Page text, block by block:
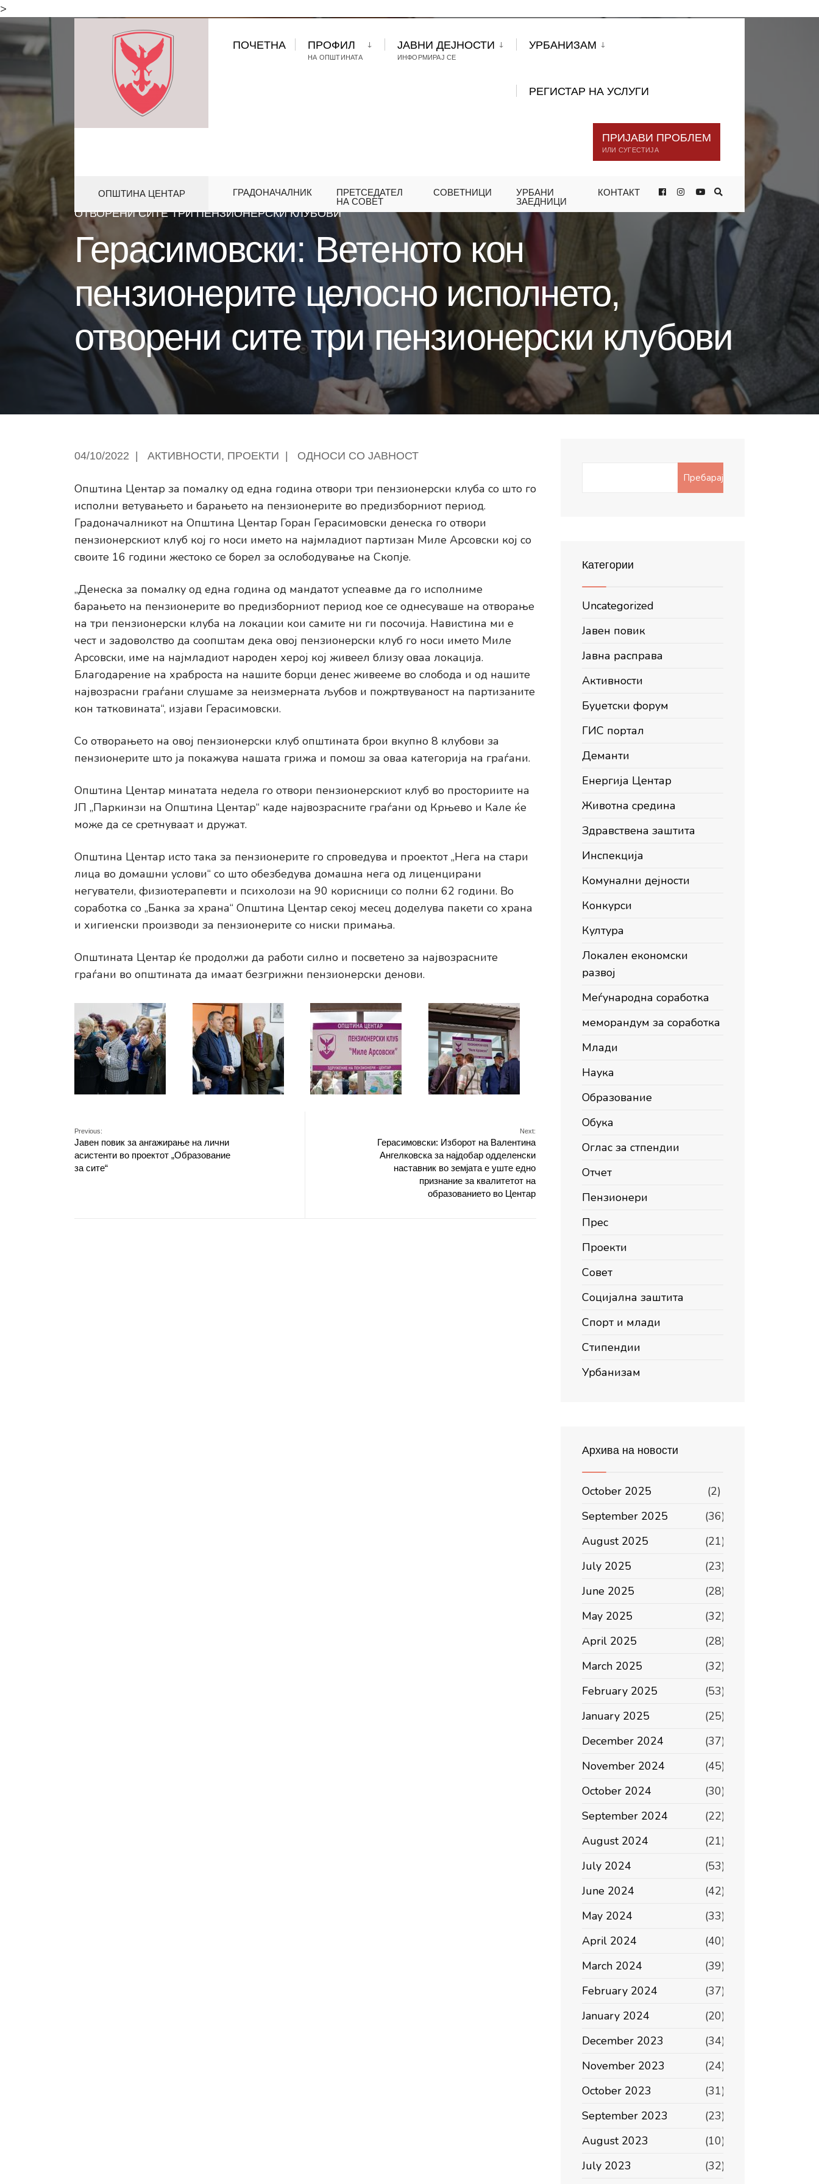
>
ПОЧЕТНА ПРОФИЛ
НА ОПШТИНАТА
ЈАВНИ ДЕЈНОСТИ
ИНФОРМИРАЈ СЕ
УРБАНИЗАМ
РЕГИСТАР НА УСЛУГИ
ПРИЈАВИ ПРОБЛЕМ
ИЛИ СУГЕСТИЈА
ОПШТИНА ЦЕНТАР ГРАДОНАЧАЛНИК
ПРЕТСЕДАТЕЛ
НА СОВЕТ
СОВЕТНИЦИ
УРБАНИ
ЗАЕДНИЦИ
КОНТАКТ
HOME АКТИВНОСТИ ПРОЕКТИ
ГЕРАСИМОВСКИ: ВЕТЕНОТО КОН ПЕНЗИОНЕРИТЕ ЦЕЛОСНО ИСПОЛНЕТО,
ОТВОРЕНИ СИТЕ ТРИ ПЕНЗИОНЕРСКИ КЛУБОВИ
Герасимовски: Ветеното кон
пензионерите целосно исполнето,
отворени сите три пензионерски клубови
04/10/2022 АКТИВНОСТИ, ПРОЕКТИ ОДНОСИ СО ЈАВНОСТ
Општина Центар за помалку од една година отвори три пензионерски клуба со што го
исполни ветувањето и барањето на пензионерите во предизборниот период.
Градоначалникот на Општина Центар Горан Герасимовски денеска го отвори
пензионерскиот клуб кој го носи името на најмладиот партизан Миле Арсовски кој со
своите 16 години жестоко се борел за ослободување на Скопје.
„Денеска за помалку од една година од мандатот успеавме да го исполниме
барањето на пензионерите во предизборниот период кое се однесуваше на отворање
на три пензионерски клуба на локации кои самите ни ги посочија. Навистина ми е
чест и задоволство да соопштам дека овој пензионерски клуб го носи името Миле
Арсовски, име на најмладиот народен херој кој живеел близу оваа локација.
Благодарение на храброста на нашите борци денес живееме во слобода и од нашите
највозрасни граѓани слушаме за неизмерната љубов и пожртвуваност на партизаните
кон татковината“, изјави Герасимовски.
Со отворањето на овој пензионерски клуб општината брои вкупно 8 клубови за
пензионерите што ја покажува нашата грижа и помош за оваа категорија на граѓани.
Општина Центар минатата недела го отвори пензионерскиот клуб во просториите на
ЈП „Паркинзи на Општина Центар“ каде највозрасните граѓани од Крњево и Кале ќе
може да се сретнуваат и дружат.
Општина Центар исто така за пензионерите го спроведува и проектот „Нега на стари
лица во домашни услови“ со што обезбедува домашна нега од лиценцирани
негуватели, физиотерапевти и психолози на 90 корисници со полни 62 години. Во
соработка со „Банка за храна“ Општина Центар секој месец доделува пакети со храна
и хигиенски производи за пензионерите со ниски примања.
Општината Центар ќе продолжи да работи силно и посветено за највозрасните
граѓани во општината да имаат безгрижни пензионерски денови.
Previous:
Јавен повик за ангажирање на лични
асистенти во проектот „Образование
за сите“
Next:
Герасимовски: Изборот на Валентина
Ангелковска за најдобар одделенски
наставник во земјата е уште едно
признание за квалитетот на
образованието во Центар
Пребарај
Категории
Uncategorized
Јавен повик
Јавна расправа
Активности
Буџетски форум
ГИС портал
Деманти
Енергија Центар
Животна средина
Здравствена заштита
Инспекција
Комунални дејности
Конкурси
Култура
Локален економски
развој
Меѓународна соработка
меморандум за соработка
Млади
Наука
Образование
Обука
Оглас за стпендии
Отчет
Пензионери
Прес
Проекти
Совет
Социјална заштита
Спорт и млади
Стипендии
Урбанизам
Архива на новости
October 2025
(2)
September 2025
(36)
August 2025
(21)
July 2025
(23)
June 2025
(28)
May 2025
(32)
April 2025
(28)
March 2025
(32)
February 2025
(53)
January 2025
(25)
December 2024
(37)
November 2024
(45)
October 2024
(30)
September 2024
(22)
August 2024
(21)
July 2024
(53)
June 2024
(42)
May 2024
(33)
April 2024
(40)
March 2024
(39)
February 2024
(37)
January 2024
(20)
December 2023
(34)
November 2023
(24)
October 2023
(31)
September 2023
(23)
August 2023
(10)
July 2023
(32)